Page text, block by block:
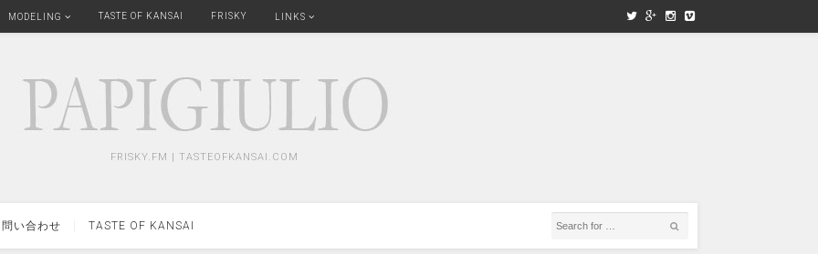
MODELING TASTE OF KANSAI FRISKY LINKS
FRISKY.FM | TASTEOFKANSAI.COM
問い合わせ TASTE OF KANSAI